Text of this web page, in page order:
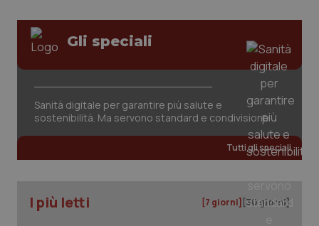
Gli speciali
Sanità digitale per garantire più salute e
sostenibilità. Ma servono standard e condivisione
Tutti gli speciali
I più letti [7 giorni] [30 giorni]
_ga
.quotidianosanita.it